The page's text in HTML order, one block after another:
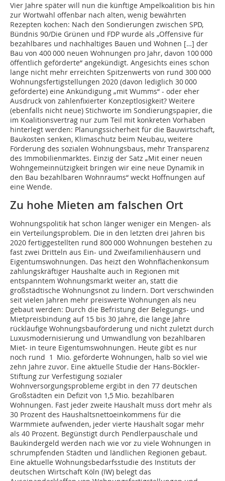
Vier Jahre später will nun die künftige Ampel­koalition bis hin
zur Wortwahl offenbar nach alten, wenig bewährten
Rezepten kochen: Nach den Sondierungen zwischen SPD,
Bündnis 90/Die Grünen und FDP wurde als „Offensive für
bezahlbares und nachhaltiges Bauen und Wohnen […] der
Bau von 400 000 neuen Wohnungen pro Jahr, davon 100 000
öffentlich geförderte“ angekündigt. Angesichts eines schon
lange nicht mehr erreichten Spitzenwerts von rund 300 000
Wohnungsfertigstellungen 2020 (davon lediglich 30 000
geförderte) eine Ankündigung „mit Wumms“ - oder eher
Ausdruck von zahlenfixierter Konzeptlosigkeit? Weitere
(ebenfalls nicht neue) Stichworte im Sondierungspapier, die
im Koali­tionsvertrag nur zum Teil mit konkreten Vorhaben
hinterlegt werden: Planungssicherheit für die Bauwirtschaft,
Baukosten senken, Klimaschutz beim Neubau, weitere
Förderung des sozialen Wohnungsbaus, mehr Transparenz
des Immobilienmarktes. Einzig der Satz „Mit einer neuen
Wohngemeinnützigkeit bringen wir eine neue Dynamik in
den Bau bezahlbaren Wohnraums“ weckt Hoffnungen auf
eine Wende.
Zu hohe Mieten am falschen Ort
Wohnungspolitik hat schon länger weniger ein Mengen- als
ein Verteilungsproblem. Die in den letzten drei Jahren bis
2020 fertiggestellten rund 800 000 Wohnungen bestehen zu
fast zwei Dritteln aus Ein- und Zweifamilienhäusern und
Eigentumswohnungen. Das heizt den Wohnflächenkonsum
zahlungskräftiger Haushalte auch in Regionen mit
entspanntem Wohnungsmarkt weiter an, statt die
großstädtische Wohnungsnot zu lindern. Dort verschwinden
seit vielen Jahren mehr preiswerte Wohnungen als neu
gebaut werden: Durch die Befristung der Belegungs- und
Mietpreisbindung auf 15 bis 30 Jahre, die lange Jahre
rückläufige Wohnungsbauförderung und nicht zuletzt durch
Luxusmodernisierung und Umwandlung von bezahlbaren
Miet- in teure Eigentumswohnungen. Heute gibt es nur
noch rund 1 Mio. geförderte Wohnungen, halb so viel wie
zehn Jahre zuvor. Eine aktuelle Studie der Hans-Böckler-
Stiftung zur Verfestigung sozialer
Wohnversorgungsprobleme ergibt in den 77 deutschen
Großstädten ein Defizit von 1,5 Mio. bezahlbaren
Wohnungen. Fast jeder zweite Haushalt muss dort mehr als
30 Prozent des Haushaltsnettoeinkommens für die
Warmmiete aufwenden, jeder vierte Haushalt sogar mehr
als 40 Prozent. Begünstigt durch Pendlerpauschale und
Baukindergeld werden nach wie vor zu viele Wohnungen in
schrumpfenden Städten und ländlichen Regionen gebaut.
Eine aktuelle Wohnungsbedarfsstudie des Instituts der
deutschen Wirtschaft Köln (IW) belegt das